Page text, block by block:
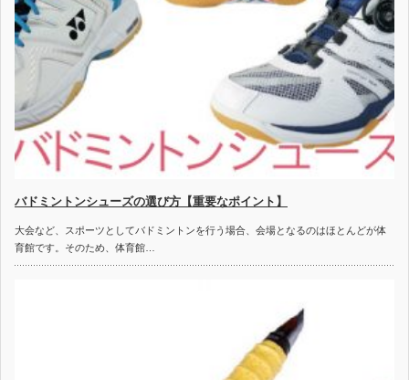
バドミントンシューズの選び方【重要なポイント】
大会など、スポーツとしてバドミントンを行う場合、会場となるのはほとんどが体
育館です。そのため、体育館…